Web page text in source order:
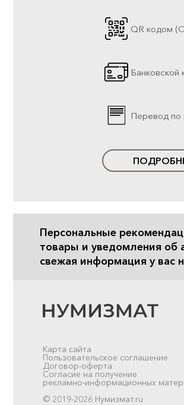
QR кодом
Банковской
Перевод по
Персональные
товары и уведомления об
свежая информация у вас
Карта сайта
Пользовательское соглашение
Договор-оферта
Согласие на получение
рекламно-информационных
© 2019-2026 Нумизмат.ru